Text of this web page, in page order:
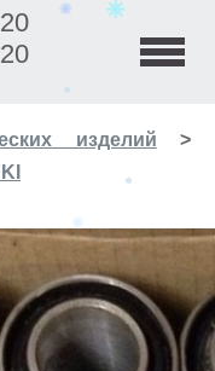
изделий >